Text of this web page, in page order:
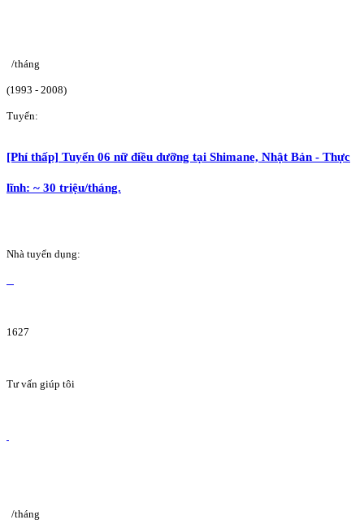
/tháng
(1993 - 2008)
Tuyển:
[Phí thấp] Tuyển 06 nữ điều dưỡng tại Shimane, Nhật Bản - Thực
lĩnh: ~ 30 triệu/tháng.
Nhà tuyển dụng:
1627
Tư vấn giúp tôi
/tháng